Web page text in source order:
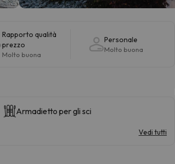
Rapporto qualità
prezzo
Molto buona
Personale
Molto buona
Armadietto per gli sci
Vedi tutti